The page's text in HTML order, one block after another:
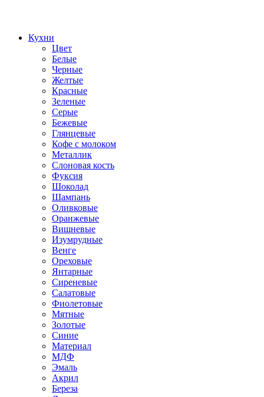
Кухни
Цвет
Белые
Черные
Желтые
Красные
Зеленые
Серые
Бежевые
Глянцевые
Кофе с молоком
Металлик
Слоновая кость
Фуксия
Шоколад
Шампань
Оливковые
Оранжевые
Вишневые
Изумрудные
Венге
Ореховые
Янтарные
Сиреневые
Салатовые
Фиолетовые
Мятные
Золотые
Синие
Материал
МДФ
Эмаль
Акрил
Береза